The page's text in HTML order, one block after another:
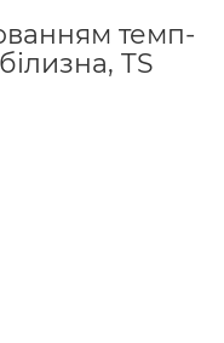
темп-
TS